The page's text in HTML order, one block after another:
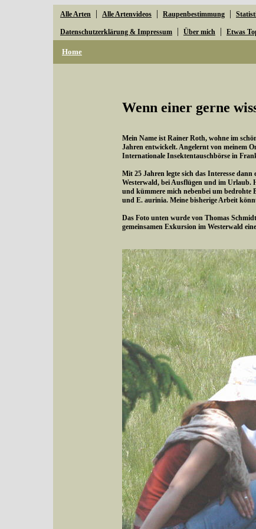
Alle Arten | Alle Artenvideos | Raupenbestimmung |
Datenschutzerklärung & Impressum | Über mich | Etwas
Home
Wenn einer gerne
Mein Name ist Rainer Roth, wohne im
Jahren entwickelt. Angelernt von meinem
Internationale Insektentauschbörse in
Mit 25 Jahren legte sich das Interesse
Westerwald, bei Ausflügen und im Urlaub.
und kümmere mich nebenbei um bedrohte
und E. aurinia. Meine bisherige Arbeit
Das Foto unten wurde von Thomas
gemeinsamen Exkursion im Westerwald